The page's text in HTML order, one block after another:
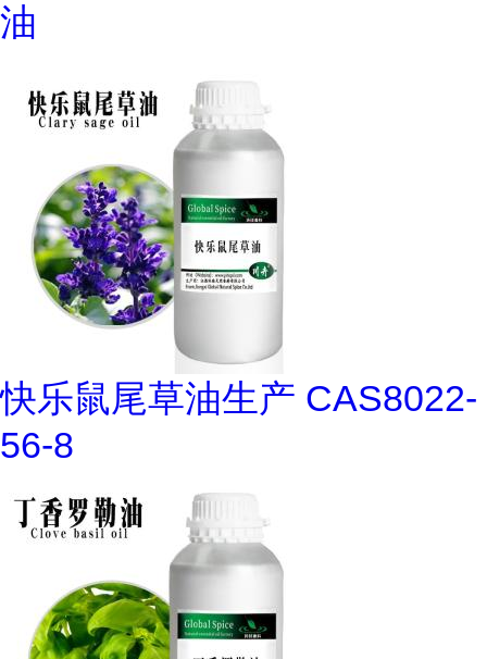
油
快乐鼠尾草油生产 CAS8022-
56-8